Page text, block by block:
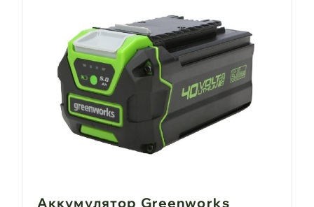
Аккумулятор Greenworks